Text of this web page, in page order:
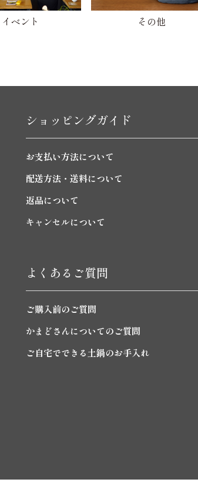
イベント その他
ショッピングガイド
お支払い方法について
配送方法・送料について
返品について
キャンセルについて
よくあるご質問
ご購入前のご質問
かまどさんについてのご質問
ご自宅でできる土鍋のお手入れ